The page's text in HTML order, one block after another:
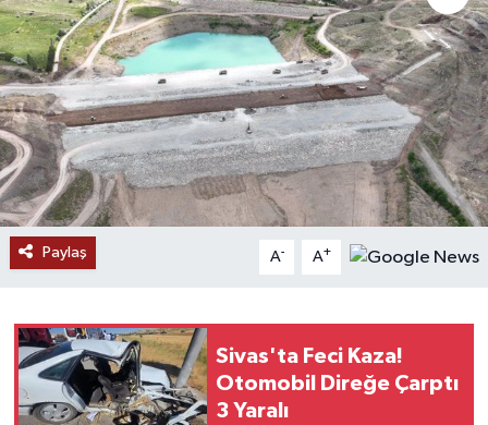
Paylaş A- A+
Sivas'ta Feci Kaza!
Otomobil Direğe Çarptı
3 Yaralı
SİYASET
SOSYAL YARDIMLAR
SPONSORLU YAZI
SPOR
TEKNOLOJİ